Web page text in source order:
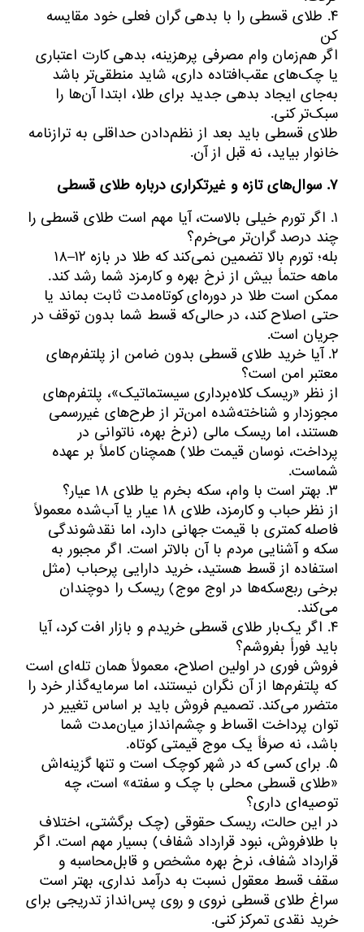
۴. طلای قسطی را با بدهی گران فعلی خود مقایسه
کن
اگر هم‌زمان وام مصرفی پرهزینه، بدهی کارت اعتباری
یا چک‌های عقب‌افتاده داری، شاید منطقی‌تر باشد
به‌جای ایجاد بدهی جدید برای طلا، ابتدا آن‌ها را
سبک‌تر کنی.
طلای قسطی باید بعد از نظم‌دادن حداقلی به ترازنامه
خانوار بیاید، نه قبل از آن.
۷. سوال‌های تازه و غیرتکراری درباره طلای قسطی
۱. اگر تورم خیلی بالاست، آیا مهم است طلای قسطی را
چند درصد گران‌تر می‌خرم؟
بله؛ تورم بالا تضمین نمی‌کند که طلا در بازه ۱۲–۱۸
ماهه حتماً بیش از نرخ بهره و کارمزد شما رشد کند.
ممکن است طلا در دوره‌ای کوتاه‌مدت ثابت بماند یا
حتی اصلاح کند، در حالی‌که قسط شما بدون توقف در
جریان است.
۲. آیا خرید طلای قسطی بدون ضامن از پلتفرم‌های
معتبر امن است؟
از نظر «ریسک کلاه‌برداری سیستماتیک»، پلتفرم‌های
مجوزدار و شناخته‌شده امن‌تر از طرح‌های غیررسمی
هستند، اما ریسک مالی (نرخ بهره، ناتوانی در
پرداخت، نوسان قیمت طلا) همچنان کاملاً بر عهده
شماست.
۳. بهتر است با وام، سکه بخرم یا طلای ۱۸ عیار؟
از نظر حباب و کارمزد، طلای ۱۸ عیار یا آب‌شده معمولاً
فاصله کمتری با قیمت جهانی دارد، اما نقدشوندگی
سکه و آشنایی مردم با آن بالاتر است. اگر مجبور به
استفاده از قسط هستید، خرید دارایی پرحباب (مثل
برخی ربع‌سکه‌ها در اوج موج) ریسک را دوچندان
می‌کند.
۴. اگر یک‌بار طلای قسطی خریدم و بازار افت کرد، آیا
باید فوراً بفروشم؟
فروش فوری در اولین اصلاح، معمولاً همان تله‌ای است
که پلتفرم‌ها از آن نگران نیستند، اما سرمایه‌گذار خرد را
متضرر می‌کند. تصمیم فروش باید بر اساس تغییر در
توان پرداخت اقساط و چشم‌انداز میان‌مدت شما
باشد، نه صرفاً یک موج قیمتی کوتاه.
۵. برای کسی که در شهر کوچک است و تنها گزینه‌اش
«طلای قسطی محلی با چک و سفته» است، چه
توصیه‌ای داری؟
در این حالت، ریسک حقوقی (چک برگشتی، اختلاف
با طلافروش، نبود قرارداد شفاف) بسیار مهم است. اگر
قرارداد شفاف، نرخ بهره مشخص و قابل‌محاسبه و
سقف قسط معقول نسبت به درآمد نداری، بهتر است
سراغ طلای قسطی نروی و روی پس‌انداز تدریجی برای
خرید نقدی تمرکز کنی.